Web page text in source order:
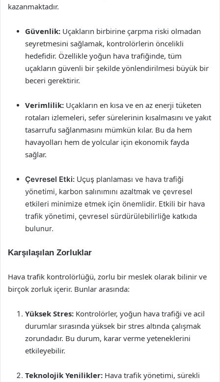
kazanmaktadır.
Güvenlik: Uçakların birbirine çarpma riski olmadan
seyretmesini sağlamak, kontrolörlerin öncelikli
hedefidir. Özellikle yoğun hava trafiğinde, tüm
uçakların güvenli bir şekilde yönlendirilmesi büyük bir
beceri gerektirir.
Verimlilik: Uçakların en kısa ve en az enerji tüketen
rotaları izlemeleri, sefer sürelerinin kısalmasını ve yakıt
tasarrufu sağlanmasını mümkün kılar. Bu da hem
havayolları hem de yolcular için ekonomik fayda
sağlar.
Çevresel Etki: Uçuş planlaması ve hava trafiği
yönetimi, karbon salınımını azaltmak ve çevresel
etkileri minimize etmek için önemlidir. Etkili bir hava
trafik yönetimi, çevresel sürdürülebilirliğe katkıda
bulunur.
Karşılaşılan Zorluklar
Hava trafik kontrolörlüğü, zorlu bir meslek olarak bilinir ve
birçok zorluk içerir. Bunlar arasında:
Yüksek Stres: Kontrolörler, yoğun hava trafiği ve acil
durumlar sırasında yüksek bir stres altında çalışmak
zorundadır. Bu durum, karar verme yeteneklerini
etkileyebilir.
Teknolojik Yenilikler: Hava trafik yönetimi, sürekli